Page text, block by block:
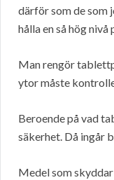
därför som de
hålla en så hög nivå
Man rengör
ytor måste
Beroende på vad
säkerhet. Då ingår
Medel som skyddar